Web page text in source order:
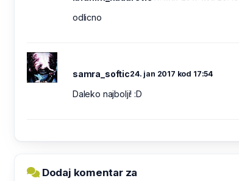
odlicno
samra_softic24. jan 2017 kod 17:54
Daleko najbolji! :D
Dodaj komentar za